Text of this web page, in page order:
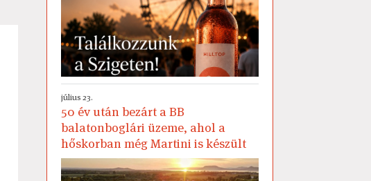
július 23.
50 év után bezárt a BB
balatonboglári üzeme, ahol a
hőskorban még Martini is készült